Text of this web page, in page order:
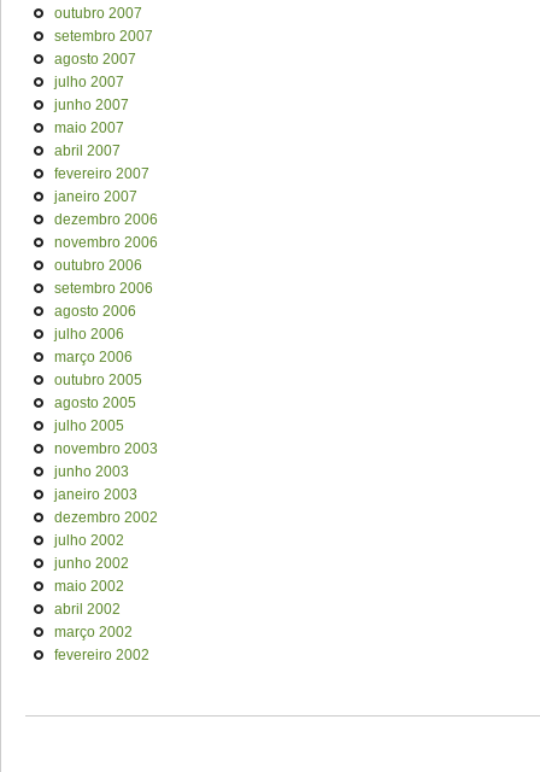
outubro 2007
setembro 2007
agosto 2007
julho 2007
junho 2007
maio 2007
abril 2007
fevereiro 2007
janeiro 2007
dezembro 2006
novembro 2006
outubro 2006
setembro 2006
agosto 2006
julho 2006
março 2006
outubro 2005
agosto 2005
julho 2005
novembro 2003
junho 2003
janeiro 2003
dezembro 2002
julho 2002
junho 2002
maio 2002
abril 2002
março 2002
fevereiro 2002